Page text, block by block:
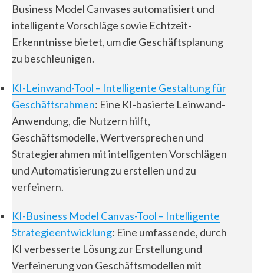
Business Model Canvases automatisiert und
intelligente Vorschläge sowie Echtzeit-
Erkenntnisse bietet, um die Geschäftsplanung
zu beschleunigen.
KI-Leinwand-Tool – Intelligente Gestaltung für
Geschäftsrahmen: Eine KI-basierte Leinwand-
Anwendung, die Nutzern hilft,
Geschäftsmodelle, Wertversprechen und
Strategierahmen mit intelligenten Vorschlägen
und Automatisierung zu erstellen und zu
verfeinern.
KI-Business Model Canvas-Tool – Intelligente
Strategieentwicklung: Eine umfassende, durch
KI verbesserte Lösung zur Erstellung und
Verfeinerung von Geschäftsmodellen mit